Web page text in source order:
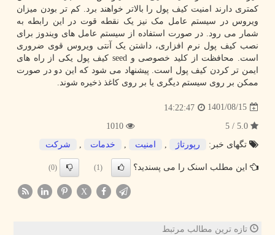
کمتری دارند امنیت کیف پول را بالاتر خواهند برد. کم تر بودن میزان
ویروس در سیستم عامل مک نیز یک نقطه قوت در این رابطه به
شمار می رود. در صورت استفاده از سیستم عامل های ویندوز برای
نصب کیف پول نرم افزاری، داشتن یک آنتی ویروس قوی ضروری
است. محافظت از کلید خصوصی و seed کیف پول یکی از راه های
ایمن تر کردن کیف پول است. پیشنهاد می شود که این دو در صورت
ممکن بر روی سیستم دیگری یا بر روی کاغذ ذخیره شوند.
1401/08/15
14:22:47
تگهای خبر:
رپورتاژ , امنیت , خدمات , شركت
این مطلب اسنک را می پسندید؟ (1)
(0)
X
تازه ترین مطالب مرتبط